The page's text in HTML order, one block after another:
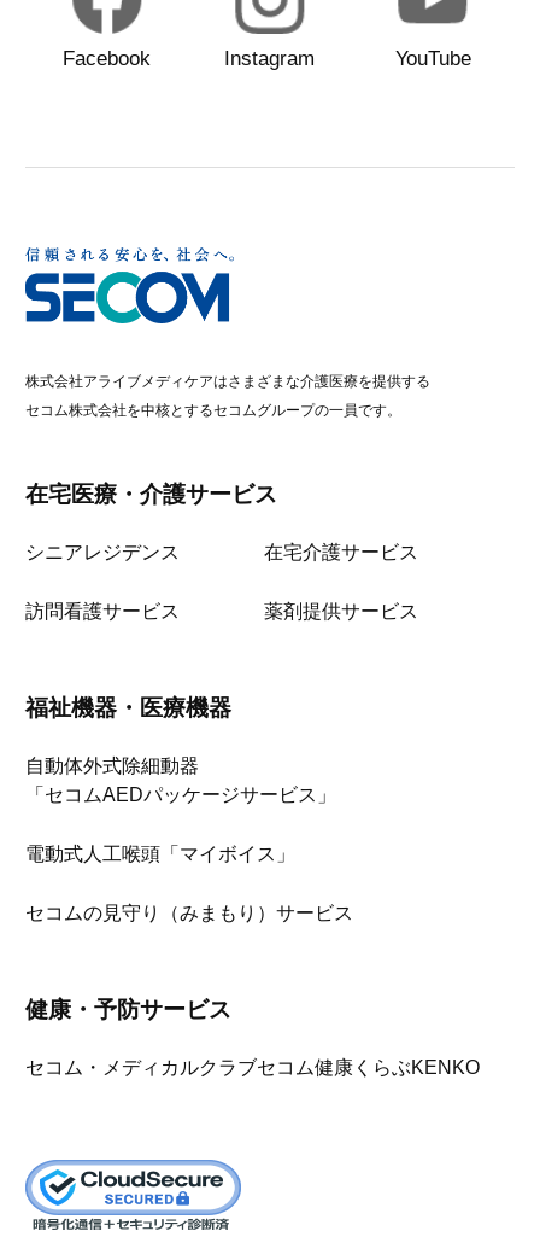
Facebook Instagram YouTube
株式会社アライブメディケアはさまざまな介護医療を提供する
セコム株式会社を中核とするセコムグループの一員です。
在宅医療・介護サービス
シニアレジデンス 在宅介護サービス
訪問看護サービス 薬剤提供サービス
福祉機器・医療機器
自動体外式除細動器
「セコムAEDパッケージサービス」
電動式人工喉頭「マイボイス」
セコムの見守り（みまもり）サービス
健康・予防サービス
セコム・メディカルクラブセコム健康くらぶKENKO